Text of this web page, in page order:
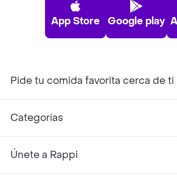
App Store Google play
Pide tu comida favorita cerca de ti
Categorías
Únete a Rappi